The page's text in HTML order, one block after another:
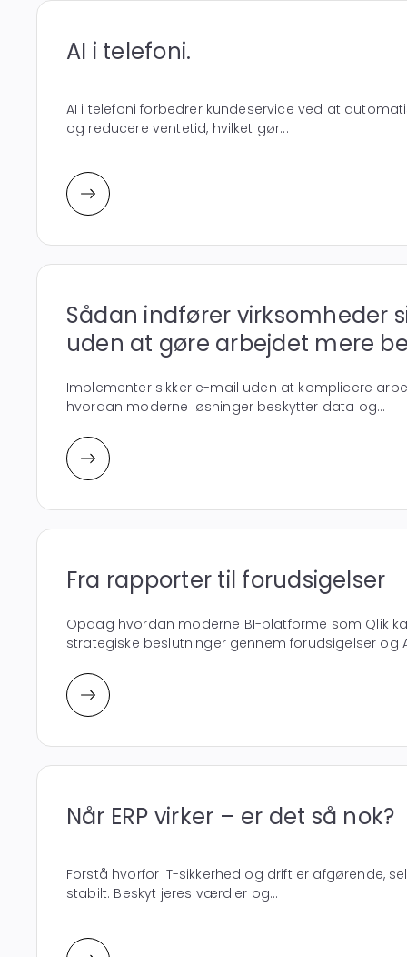
AI i telefoni.
AI i telefoni forbedrer kundeservice ved at
og reducere ventetid, hvilket gør...
Sådan indfører virksomheder
uden at gøre arbejdet mere
Implementer sikker e-mail uden at komplicere
hvordan moderne løsninger beskytter data og...
Fra rapporter til forudsigelser
Opdag hvordan moderne BI-platforme som Qlik
strategiske beslutninger gennem forudsigelser og
Når ERP virker – er det så nok?
Forstå hvorfor IT-sikkerhed og drift er afgørende,
stabilt. Beskyt jeres værdier og...